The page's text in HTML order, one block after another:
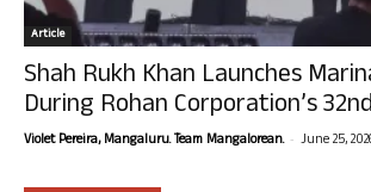
Article
Shah Rukh Khan Launches
During Rohan Corporation’s
Violet Pereira, Mangaluru. Team Mangalorean. - June 25,